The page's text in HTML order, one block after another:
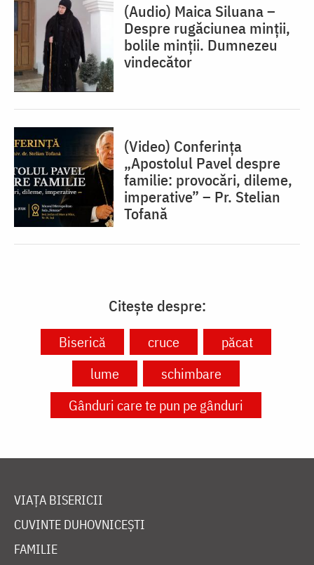
(Audio) Maica Siluana –
Despre rugăciunea minții,
bolile minții. Dumnezeu
vindecător
(Video) Conferința
„Apostolul Pavel despre
familie: provocări, dileme,
imperative” – Pr. Stelian
Tofană
Citește despre:
Biserică cruce
păcat
lume
schimbare
Gânduri care te pun pe gânduri
VIAȚA BISERICII
CUVINTE DUHOVNICEȘTI
FAMILIE